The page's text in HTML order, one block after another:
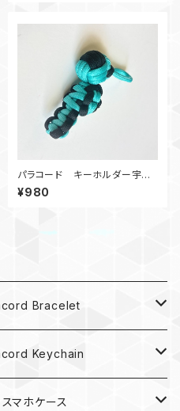
パラコード キーホルダー宇宙
服 TB黒
¥980
Bracelet
Keychain
マホケース